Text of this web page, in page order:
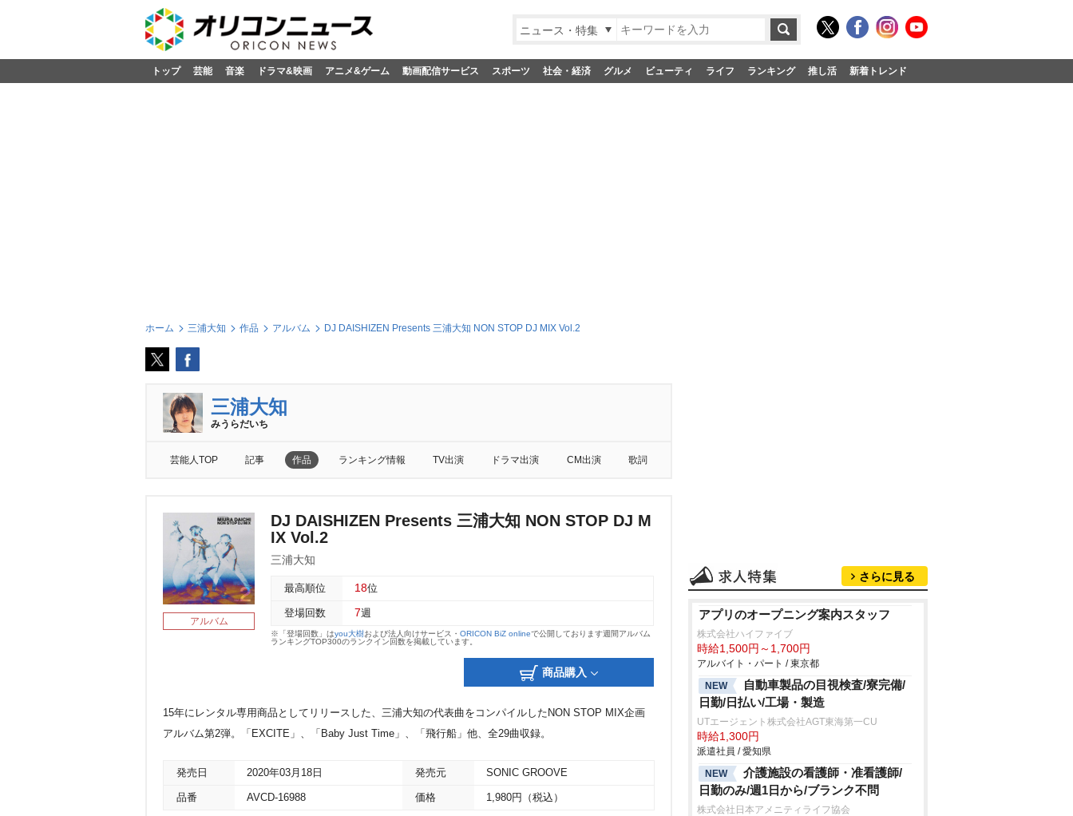
ニュース・特集
トップ 芸能 音楽 ドラマ&映画 アニメ&ゲーム 動画配信サービス スポーツ 社会・経済 グルメ ビューティ ライフ ランキング 推し活 新着トレンド
ホーム 三浦大知 作品 アルバム DJ DAISHIZEN Presents 三浦大知 NON STOP DJ MIX Vol.2
三浦大知
みうらだいち
芸能人TOP 記事 作品 ランキング情報 TV出演 ドラマ出演 CM出演 歌詞
アルバム
DJ DAISHIZEN Presents 三浦大知 NON STOP DJ M
IX Vol.2
三浦大知
最高順位 18位
登場回数 7週
※「登場回数」はyou大樹および法人向けサービス・ ORICON BiZ onlineで公開しております週間アルバム
ランキングTOP300のランクイン回数を掲載しています。
商品購入
15年にレンタル専用商品としてリリースした、三浦大知の代表曲をコンパイルしたNON STOP MIX企画
アルバム第2弾。「EXCITE」、「Baby Just Time」、「飛行船」他、全29曲収録。
発売日 2020年03月18日 発売元 SONIC GROOVE
品番 AVCD-16988 価格 1,980円（税込）
さらに見る
アプリのオープニング案内スタッフ
株式会社ハイファイブ
時給1,500円～1,700円
アルバイト・パート / 東京都
NEW
自動車製品の目視検査/寮完備/
日勤/日払い/工場・製造
UTエージェント株式会社AGT東海第一CU
時給1,300円
派遣社員 / 愛知県
NEW
介護施設の看護師・准看護師/
日勤のみ/週1日から/ブランク不問
株式会社日本アメニティライフ協会